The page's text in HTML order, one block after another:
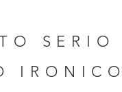
SERIO